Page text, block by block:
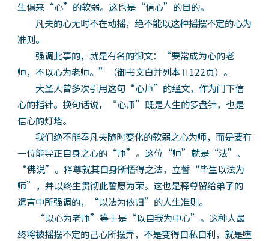
生俱来“心”的软弱。这也是“信心”的目的。
凡夫的心无时不在动摇，绝不能以这种摇摆不定的心为
准则。
强调此事的，就是有名的御文：“要常成为心的老
师，不以心为老师。”（御书文白并列本Ⅱ122页）。
大圣人曾多次引用这句“心师”的经文，作为门下信
心的指针。换句话说，“心师”既是人生的罗盘针，也是
信心的灯塔。
我们绝不能奉凡夫随时变化的软弱之心为师，而是要有
一位能导正自身之心的“师”。这位“师”就是“法”、
“佛说”。释尊就其自身所悟得之法，立誓“毕生以法为
师”，并以终生贯彻此誓愿为荣。这也是释尊留给弟子的
遗言中所强调的，“以法为依归”的人生准则。
“以心为老师”等于是“以自我为中心”。这种人最
终将被摇摆不定的己心所摆弄，不是变得自私自利，就是堕